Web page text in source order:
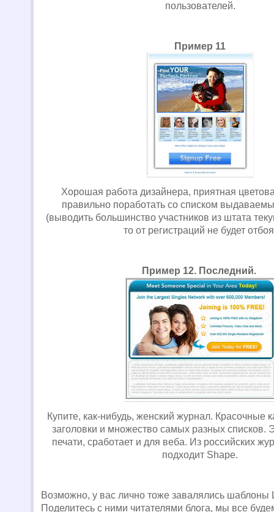
пользователей.
Пример 11
Хорошая работа дизайнера, приятная
правильно поработать со списком
(выводить большинство участников из штата
то от регистраций не будет
Пример 12. Последний.
Купите, как-нибудь, женский журнал. Красочные
заголовки и множество самых разных списков.
печати, сработает и для веба. Из российских
подходит Shape.
Возможно, у вас лично тоже завалялись шаблоны
Поделитесь с ними читателями блога, мы все